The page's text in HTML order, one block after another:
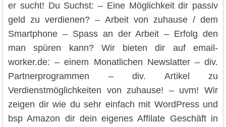
er sucht! Du Suchst: – Eine Möglichkeit dir passiv
geld zu verdienen? – Arbeit von zuhause / dem
Smartphone – Spass an der Arbeit – Erfolg den
man spüren kann? Wir bieten dir auf email-
worker.de: – einem Monatlichen Newslatter – div.
Partnerprogrammen – div. Artikel zu
Verdienstmöglichkeiten von zuhause! – uvm! Wir
zeigen dir wie du sehr einfach mit WordPress und
bsp Amazon dir dein eigenes Affilate Geschäft in